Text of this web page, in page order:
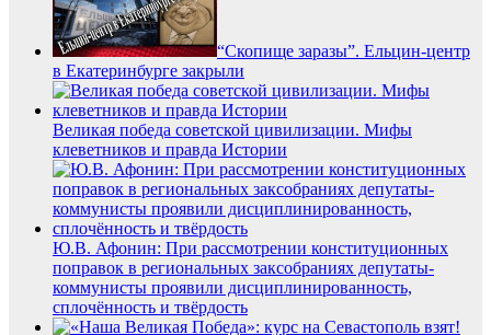
“Скопище заразы”. Ельцин-центр
в Екатеринбурге закрыли
Великая победа советской цивилизации. Мифы
клеветников и правда Истории
Ю.В. Афонин: При рассмотрении конституционных
поправок в региональных заксобраниях депутаты-
коммунисты проявили дисциплинированность,
сплочённость и твёрдость